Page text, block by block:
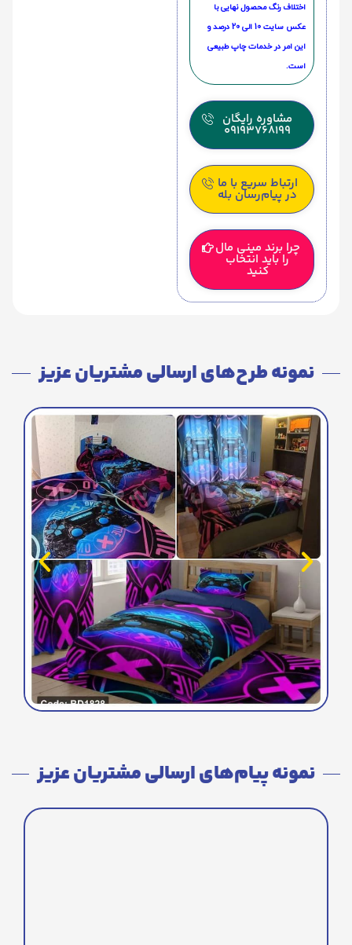
اختلاف رنگ محصول نهایی با
عکس سایت 10 الی 20 درصد و
این امر در خدمات چاپ طبیعی
است.
مشاوره رایگان
09193768199
ارتباط سریع با ما
در پیام‌رسان بله
چرا برند مینی مال
را باید انتخاب
کنید
نمونه طرح‌های ارسالی مشتریان عزیز
نمونه پیام‌های ارسالی مشتریان عزیز